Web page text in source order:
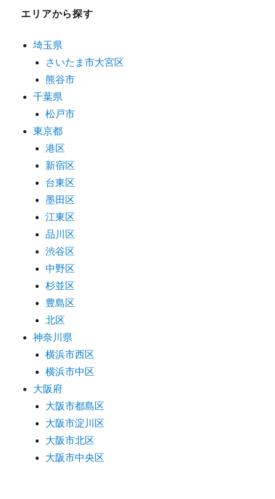
エリアから探す
埼玉県
さいたま市大宮区
熊谷市
千葉県
松戸市
東京都
港区
新宿区
台東区
墨田区
江東区
品川区
渋谷区
中野区
杉並区
豊島区
北区
神奈川県
横浜市西区
横浜市中区
大阪府
大阪市都島区
大阪市淀川区
大阪市北区
大阪市中央区